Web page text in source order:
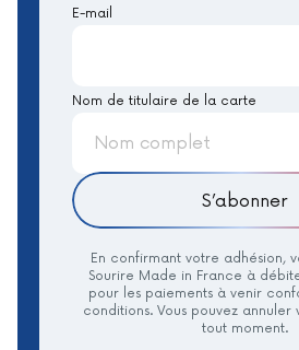
E-mail
Nom de titulaire de la carte
S’abonner
En confirmant votre adhésion,
Sourire Made in France à
pour les paiements à venir
conditions. Vous pouvez
tout moment.